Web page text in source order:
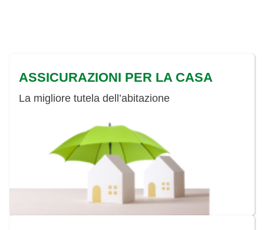
ASSICURAZIONI PER LA CASA
La migliore tutela dell’abitazione